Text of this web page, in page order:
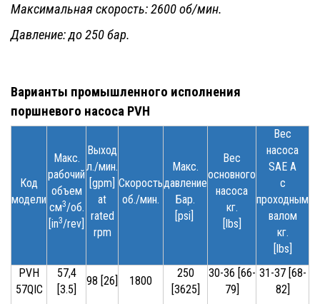
Максимальная скорость: 2600 об/мин.
Давление: до 250 бар.
Варианты промышленного исполнения
поршневого насоса PVH
Код
модели
Макс.
рабочий
объем
см3/об.
[in3/rev]
Выход
л./мин.
[gpm]
at
rated
rpm
Скорость
об./мин.
Макс.
давление
Бар.
[psi]
Вес
основного
насоса
кг.
[lbs]
Вес
насоса
SAE A
с
проходным
валом
кг.
[lbs]
PVH
57QIC
57,4
[3.5]
98 [26] 1800
250
[3625]
30-36 [66-
79]
31-37 [68-
82]